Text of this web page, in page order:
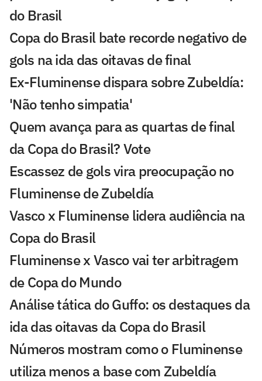
do Brasil
Copa do Brasil bate recorde negativo de
gols na ida das oitavas de final
Ex-Fluminense dispara sobre Zubeldía:
'Não tenho simpatia'
Quem avança para as quartas de final
da Copa do Brasil? Vote
Escassez de gols vira preocupação no
Fluminense de Zubeldía
Vasco x Fluminense lidera audiência na
Copa do Brasil
Fluminense x Vasco vai ter arbitragem
de Copa do Mundo
Análise tática do Guffo: os destaques da
ida das oitavas da Copa do Brasil
Números mostram como o Fluminense
utiliza menos a base com Zubeldía